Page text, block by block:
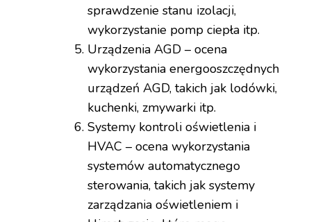
sprawdzenie stanu izolacji,
wykorzystanie pomp ciepła itp.
Urządzenia AGD – ocena
wykorzystania energooszczędnych
urządzeń AGD, takich jak lodówki,
kuchenki, zmywarki itp.
Systemy kontroli oświetlenia i
HVAC – ocena wykorzystania
systemów automatycznego
sterowania, takich jak systemy
zarządzania oświetleniem i